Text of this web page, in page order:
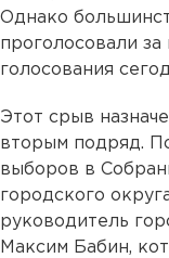
Однако
проголосовали
голосования
Этот срыв
вторым подряд.
выборов в
городского
руководитель
Максим Бабин,